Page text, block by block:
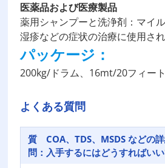
医薬品および医療製品
薬用シャンプーと洗浄剤：マイ
湿疹などの症状の治療に使用され
パッケージ：
200kg/ドラム、16mt/20フィート
よくある質問
質
問：
COA、TDS、MSDS などの
入手するにはどうすればい